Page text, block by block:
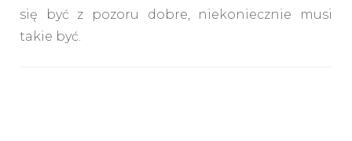
się być z pozoru dobre, niekoniecznie musi
takie być.